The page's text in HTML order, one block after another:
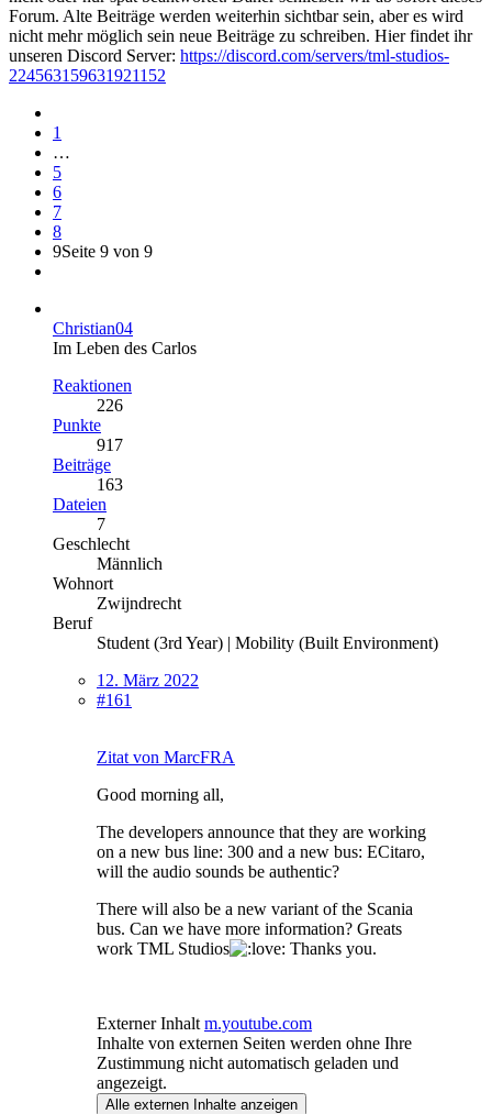
Forum. Alte Beiträge werden weiterhin sichtbar sein, aber es wird
nicht mehr möglich sein neue Beiträge zu schreiben. Hier findet ihr
unseren Discord Server: https://discord.com/servers/tml-studios-
224563159631921152
1
…
5
6
7
8
9Seite 9 von 9
Christian04
Im Leben des Carlos
Reaktionen
226
Punkte
917
Beiträge
163
Dateien
7
Geschlecht
Männlich
Wohnort
Zwijndrecht
Beruf
Student (3rd Year) | Mobility (Built Environment)
12. März 2022
#161
Zitat von MarcFRA
Good morning all,
The developers announce that they are working
on a new bus line: 300 and a new bus: ECitaro,
will the audio sounds be authentic?
There will also be a new variant of the Scania
bus. Can we have more information? Greats
work TML Studios
Thanks you.
Externer Inhalt m.youtube.com
Inhalte von externen Seiten werden ohne Ihre
Zustimmung nicht automatisch geladen und
angezeigt.
Alle externen Inhalte anzeigen